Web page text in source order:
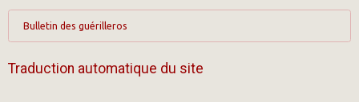
Bulletin des guérilleros
Traduction automatique du site